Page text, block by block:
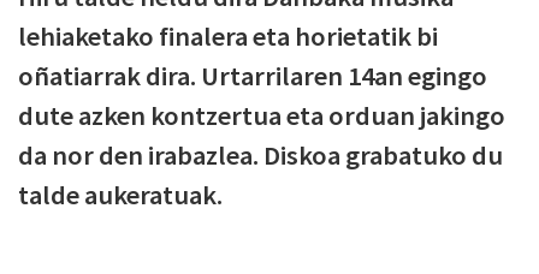
lehiaketako finalera eta horietatik bi
oñatiarrak dira. Urtarrilaren 14an egingo
dute azken kontzertua eta orduan jakingo
da nor den irabazlea. Diskoa grabatuko du
talde aukeratuak.